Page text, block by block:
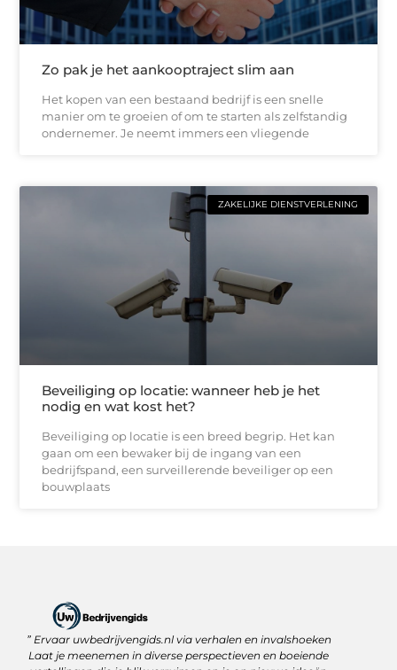
Zo pak je het aankooptraject slim aan
Het kopen van een bestaand bedrijf is een snelle
manier om te groeien of om te starten als zelfstandig
ondernemer. Je neemt immers een vliegende
ZAKELIJKE DIENSTVERLENING
Beveiliging op locatie: wanneer heb je het
nodig en wat kost het?
Beveiliging op locatie is een breed begrip. Het kan
gaan om een bewaker bij de ingang van een
bedrijfspand, een surveillerende beveiliger op een
bouwplaats
” Ervaar uwbedrijvengids.nl via verhalen en invalshoeken
Laat je meenemen in diverse perspectieven en boeiende